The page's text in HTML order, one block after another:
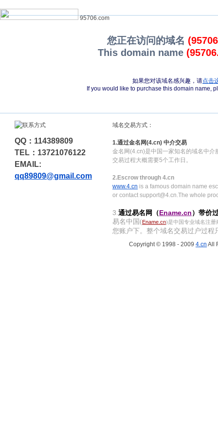
95706.com
您正在访问的域名
This domain name
如果您对该域名感兴趣，请点击
If you would like to purchase this domain name,
QQ：114389809
TEL：13721076122
EMAIL:
qq89809@gmail.com
域名交易方式：
1.通过金名网(4.cn) 中介交易
金名网(4.cn)是中国一家知名的域名中介
交易过程大概需要5个工作日。
2.Escrow through 4.cn
www.4.cn is a famous domain name
or contact support@4.cn.The whole
3. 通过易名网（Ename.cn）带价
易名中国(Ename.cn)是中国专业域名注册
您账户下。 整个域名交易过户过程
Copyright © 1998 - 2009 4.cn All